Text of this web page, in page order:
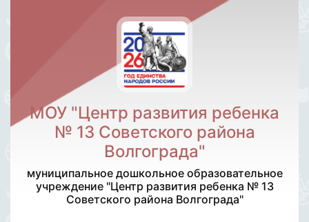
МОУ "Центр развития ребенка
№ 13 Советского района
Волгограда"
муниципальное дошкольное образовательное
учреждение "Центр развития ребенка № 13
Советского района Волгограда"